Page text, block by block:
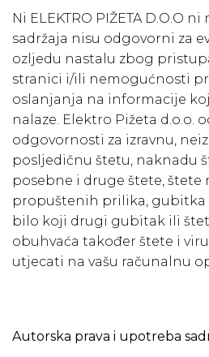
Ni ELEKTRO PIŽETA D.O.O
sadržaja nisu odgovorni za
ozljedu nastalu zbog
stranici i/ili nemogućnosti
oslanjanja na informacije
nalaze. Elektro Pižeta d.o.o.
odgovornosti za izravnu,
posljedičnu štetu, naknadu
posebne i druge štete, štete
propuštenih prilika, gubitka
bilo koji drugi gubitak ili
obuhvaća također štete i
utjecati na vašu računalnu
Autorska prava i upotreba